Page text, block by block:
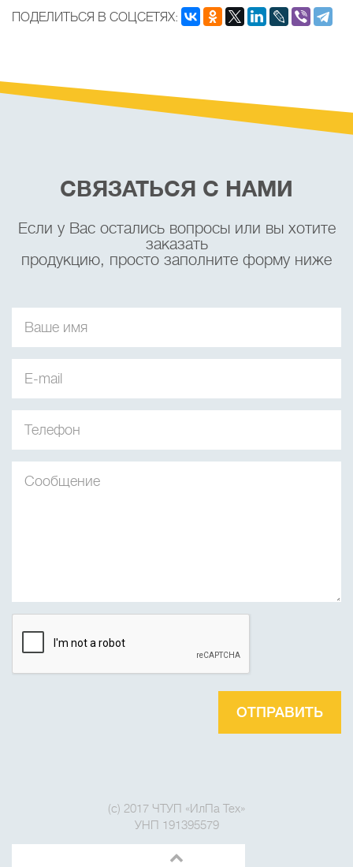
ПОДЕЛИТЬСЯ В СОЦСЕТЯХ:
СВЯЗАТЬСЯ С НАМИ
Если у Вас остались вопросы или вы хотите
заказать
продукцию, просто заполните форму ниже
ОТПРАВИТЬ
(c) 2017 ЧТУП «ИлПа Тех»
УНП 191395579